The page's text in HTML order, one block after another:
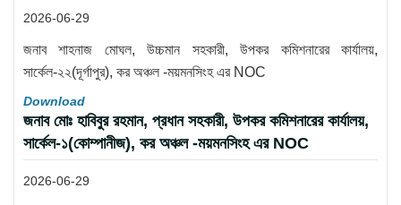
2026-06-29
জনাব শাহনাজ মোঘল, উচ্চমান সহকারী, উপকর কমিশনারের কার্যালয়,
সার্কেল-২২(দূর্গাপুর), কর অঞ্চল -ময়মনসিংহ এর NOC
Download
জনাব মোঃ হাবিবুর রহমান, প্রধান সহকারী, উপকর কমিশনারের কার্যালয়,
সার্কেল-১(কোম্পানীজ), কর অঞ্চল -ময়মনসিংহ এর NOC
2026-06-29